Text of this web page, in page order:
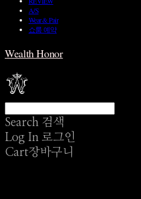
A/S
Wear & Pair
쇼룸 예약
Wealth Honor
Search 검색
Log In 로그인
Cart장바구니